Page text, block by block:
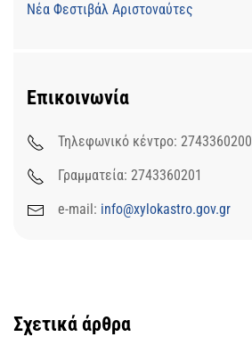
Νέα Φεστιβάλ Αριστοναύτες
Επικοινωνία
Τηλεφωνικό κέντρο: 2743360200
Γραμματεία: 2743360201
e-mail: info@xylokastro.gov.gr
Σχετικά άρθρα